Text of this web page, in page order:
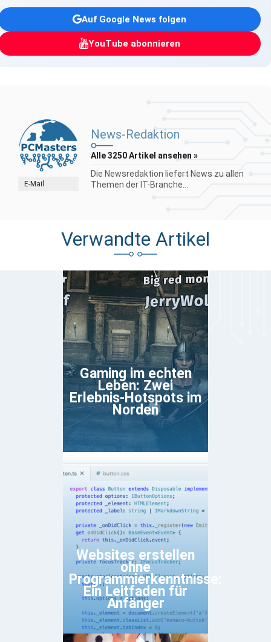
Auf Google News folgen
YouTube abonnieren
E-Mail
News-Redaktion
Alle 3250 Artikel ansehen »
Die Newsredaktion liefert News zu allen
Themen der IT-Branche...
Verwandte Artikel
Gaming im echten
Leben: Zwei
Erlebnis-Hotspots im
Norden
Websites erstellen
ohne
Programmierkenntnisse:
Ein Leitfaden für
Anfänger